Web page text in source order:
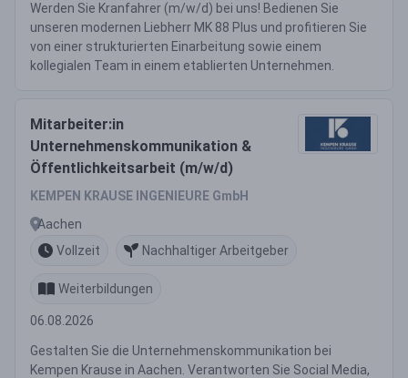
Werden Sie Kranfahrer (m/w/d) bei uns! Bedienen Sie
unseren modernen Liebherr MK 88 Plus und profitieren Sie
von einer strukturierten Einarbeitung sowie einem
kollegialen Team in einem etablierten Unternehmen.
Mitarbeiter:in
Unternehmenskommunikation &
Öffentlichkeitsarbeit (m/w/d)
KEMPEN KRAUSE INGENIEURE GmbH
Aachen
Vollzeit
Nachhaltiger Arbeitgeber
Weiterbildungen
06.08.2026
Gestalten Sie die Unternehmenskommunikation bei
Kempen Krause in Aachen. Verantworten Sie Social Media,